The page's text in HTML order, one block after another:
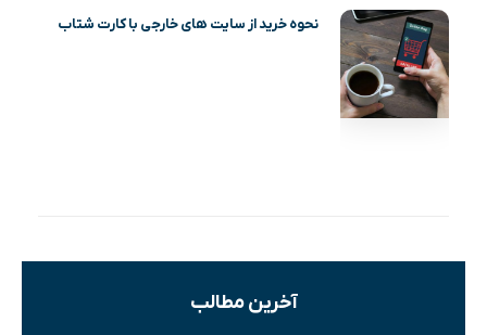
نحوه خرید از سایت های خارجی با کارت شتاب
آخرین مطالب